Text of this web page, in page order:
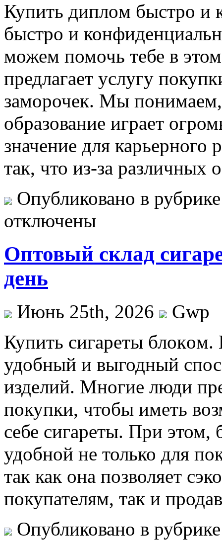
Купить диплoм быстрo и
быстро и
можем помочь тебе в
предлагает услугу
заморочек. Мы
образование играет
значение для карьерного
так, что из-за различных
Опубликовано в
отключены
Оптовый склад
день
Июнь 25th, 2026
Gwp
Купить сигaрeты
удобный и выгодный
изделий. Многие люди
покупки, чтобы иметь
себе сигареты. При этом,
удобной не только для
так как она позволяет
покупателям, так и
Опубликовано в